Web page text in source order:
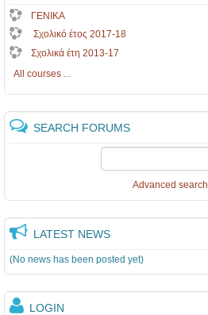
ΓΕΝΙΚΑ
Σχολικό έτος 2017-18
Σχολικά έτη 2013-17
All courses
SEARCH FORUMS
Advanced search
LATEST NEWS
(No news has been posted yet)
LOGIN